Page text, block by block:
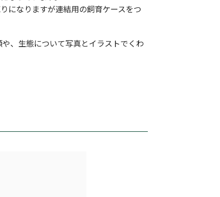
になりますが連結用の飼育ケースをつ
、生態について写真とイラストでくわ